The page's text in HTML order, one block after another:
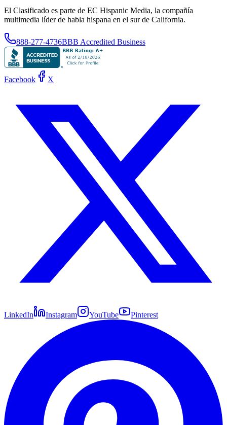
El Clasificado es parte de EC Hispanic Media, la compañía
multimedia líder de habla hispana en el sur de California.
888-277-4736BBB Accredited Business
Facebook X
LinkedIn Instagram YouTube Pinterest